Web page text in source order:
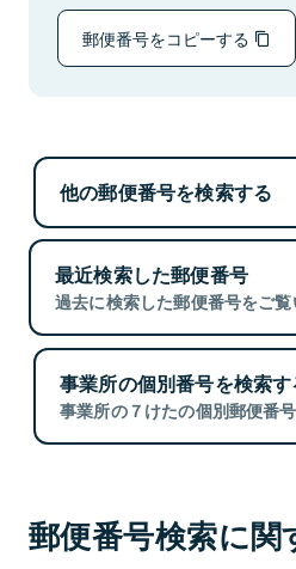
郵便番号をコピーする
他の郵便番号を検索する
最近検索した郵便番号
過去に検索した郵便番号をご覧
事業所の個別番号を検索す
事業所の７けたの個別郵便番
郵便番号検索に関